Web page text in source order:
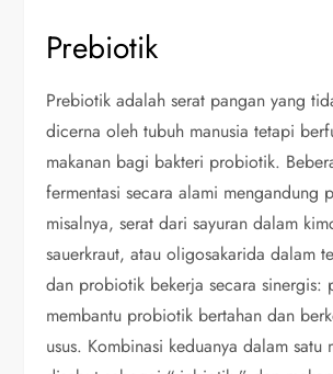
Prebiotik
Prebiotik adalah serat pangan yang
dicerna oleh tubuh manusia tetapi
makanan bagi bakteri probiotik.
fermentasi secara alami mengandung
misalnya, serat dari sayuran dalam
sauerkraut, atau oligosakarida dalam
dan probiotik bekerja secara sinergis:
membantu probiotik bertahan dan
usus. Kombinasi keduanya dalam satu